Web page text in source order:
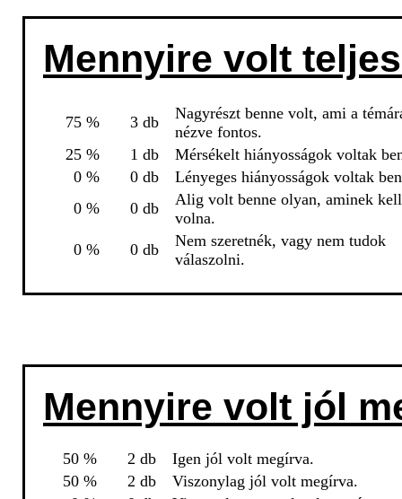
Mennyire volt
75 % 3 db
Nagyrészt benne volt, ami a
nézve fontos.
25 %
1 db
Mérsékelt hiányosságok voltak
0 %
0 db
Lényeges hiányosságok voltak
0 %
0 db
Alig volt benne olyan, aminek
volna.
0 %
0 db
Nem szeretnék, vagy nem tudok
válaszolni.
Mennyire volt jól
50 % 2 db
Igen jól volt megírva.
50 %
2 db
Viszonylag jól volt megírva.